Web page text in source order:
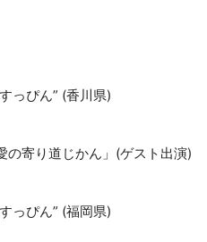
っぴん” (香川県)
寄り道じかん」(ゲスト出演)
っぴん” (福岡県)